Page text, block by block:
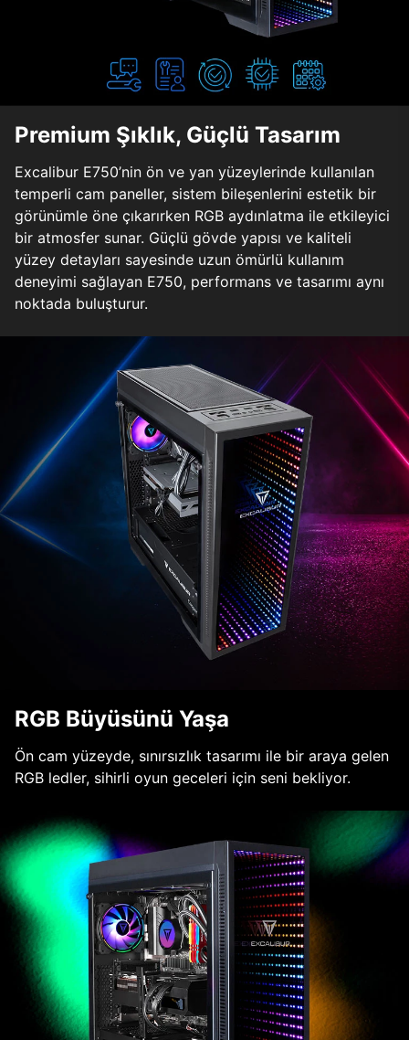
Premium Şıklık, Güçlü Tasarım
Excalibur E750’nin ön ve yan yüzeylerinde kullanılan
temperli cam paneller, sistem bileşenlerini estetik bir
görünümle öne çıkarırken RGB aydınlatma ile etkileyici
bir atmosfer sunar. Güçlü gövde yapısı ve kaliteli
yüzey detayları sayesinde uzun ömürlü kullanım
deneyimi sağlayan E750, performans ve tasarımı aynı
noktada buluşturur.
RGB Büyüsünü Yaşa
Ön cam yüzeyde, sınırsızlık tasarımı ile bir araya gelen
RGB ledler, sihirli oyun geceleri için seni bekliyor.